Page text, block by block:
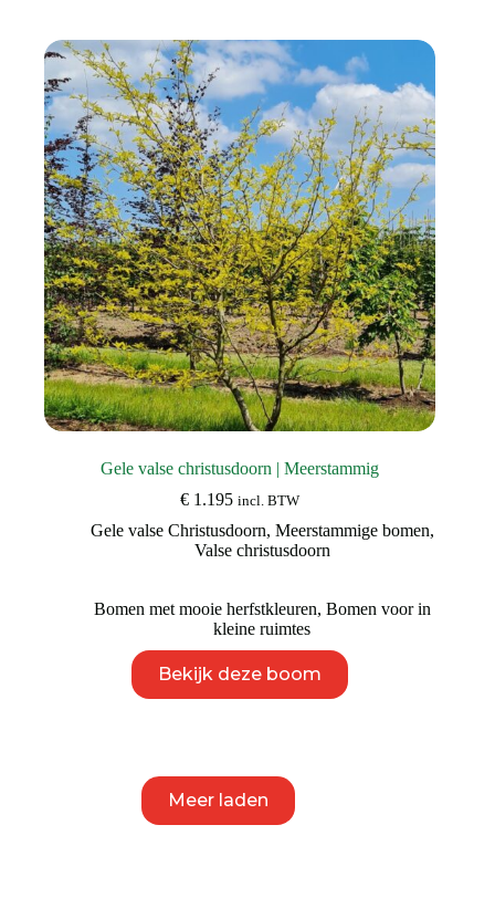
Deze
optie
kan
gekozen
worden
op
de
productpagina
Gele valse christusdoorn | Meerstammig
€ 1.195 incl. BTW
Gele valse Christusdoorn, Meerstammige bomen,
Valse christusdoorn
Bomen met mooie herfstkleuren, Bomen voor in
kleine ruimtes
Bekijk deze boom
product
heeft
optie
kan
gekozen
Meer laden